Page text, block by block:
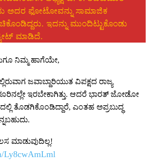
ಫೋಟೋವನ್ನು ಸಾಮಾಜಿಕ
ಇದನ್ನು ಮುಂದಿಟ್ಟುಕೊಂಡು
ಮಾಡಿದೆ.
ನಿಮ್ಮ ಹಾಗೆಯೇ,
ಜವಾಬ್ದಾರಿಯುತ ವಿಪಕ್ಷದ ರಾಜ್ಯ
ಇರಬೇಕಾಗಿತ್ತು. ಆದರೆ ಭಾರತ್‌ ಜೋಡೋ
ತೊಡಗಿಕೊಂಡಿದ್ದಾರೆ, ಎಂತಹ ಅಪ್ರಬುದ್ಧ
ಮಾಡುವುದಿಲ್ಲ!
Ly8cwAmLml